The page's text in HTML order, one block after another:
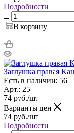
Подробности
В корзину
Заглушка правая
Есть в наличии: 56
Арт.: 25
74 руб./шт
Варианты цен
74 руб./шт
Подробности